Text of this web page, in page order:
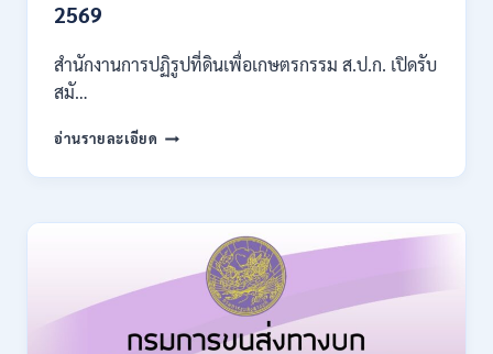
–
28780
10
21
2569
2569
สำนักงานการปฏิรูปที่ดินเพื่อเกษตรกรรม ส.ป.ก. เปิดรับ
สมั…
อ่านรายละเอียด สำนักงาน
ปฏิรูป
เพื่อ
เกษตรกรรม
เปิด
สมัคร